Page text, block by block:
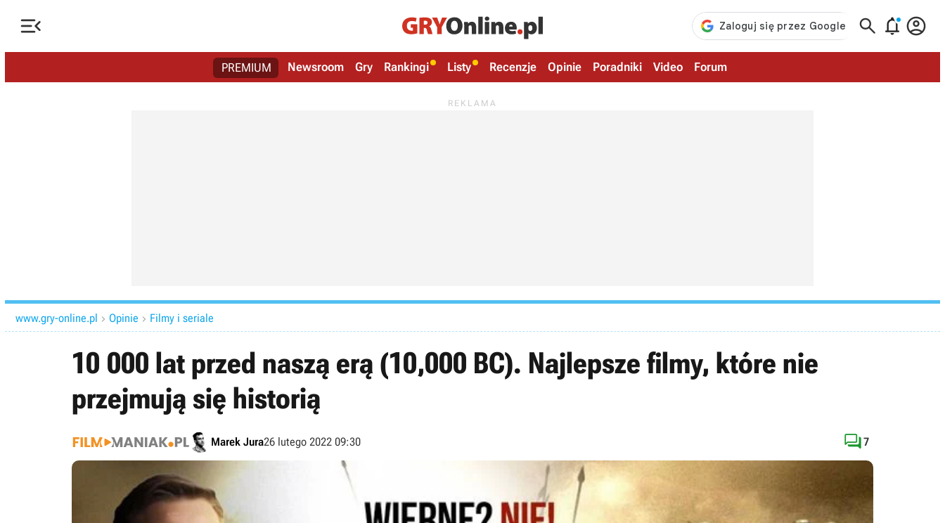
   
PREMIUM Newsroom Gry Rankingi Listy Recenzje Opinie Poradniki Video Forum
www.gry-online.pl  Opinie  Filmy i seriale
10 000 lat przed naszą erą (10,000 BC). Najlepsze filmy, które nie
przejmują się historią
Marek Jura26 lutego 2022 09:30 7